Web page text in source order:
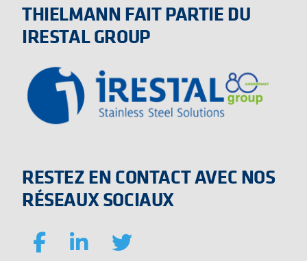
THIELMANN FAIT PARTIE DU
IRESTAL GROUP
RESTEZ EN CONTACT AVEC NOS
RÉSEAUX SOCIAUX